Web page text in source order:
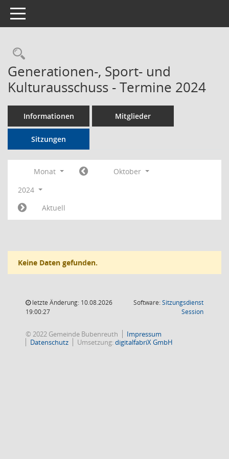
Toggle navigation
Rechercheauswahl
Generationen-, Sport- und
Kulturausschuss - Termine 2024
Informationen Mitglieder
Sitzungen
Monat
Oktober
2024
Aktuell
Keine Daten gefunden.
letzte Änderung: 10.08.2026
19:00:27
Software:Sitzungsdienst
Session(Wird in
© 2022 Gemeinde Bubenreuth
Impressum
Datenschutz
Umsetzung:digitalfabriX GmbH